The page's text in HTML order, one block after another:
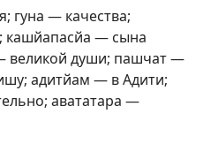
гуна — качества;
кашйапасйа — сына
великой души; пашчат —
адитйам — в Адити;
авататара —